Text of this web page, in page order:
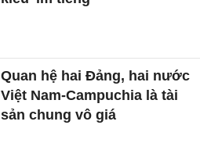
Quan hệ hai Đảng, hai nước
Việt Nam-Campuchia là tài
sản chung vô giá ​